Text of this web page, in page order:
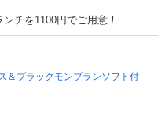
ンチを1100円でご用意！
＆ブラックモンブランソフト付